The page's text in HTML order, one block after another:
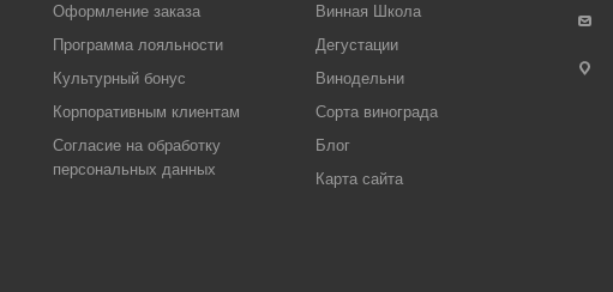
Оформление заказа
Программа лояльности
Культурный бонус
Корпоративным клиентам
Согласие на обработку
персональных данных
Винная Школа
Дегустации
Винодельни
Сорта винограда
Блог
Карта сайта